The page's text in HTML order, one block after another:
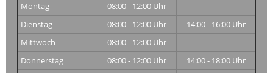
Montag
08:00 - 12:00 Uhr
---
Dienstag
08:00 - 12:00 Uhr
14:00 - 16:00 Uhr
Mittwoch
08:00 - 12:00 Uhr
---
Donnerstag
08:00 - 12:00 Uhr
14:00 - 18:00 Uhr